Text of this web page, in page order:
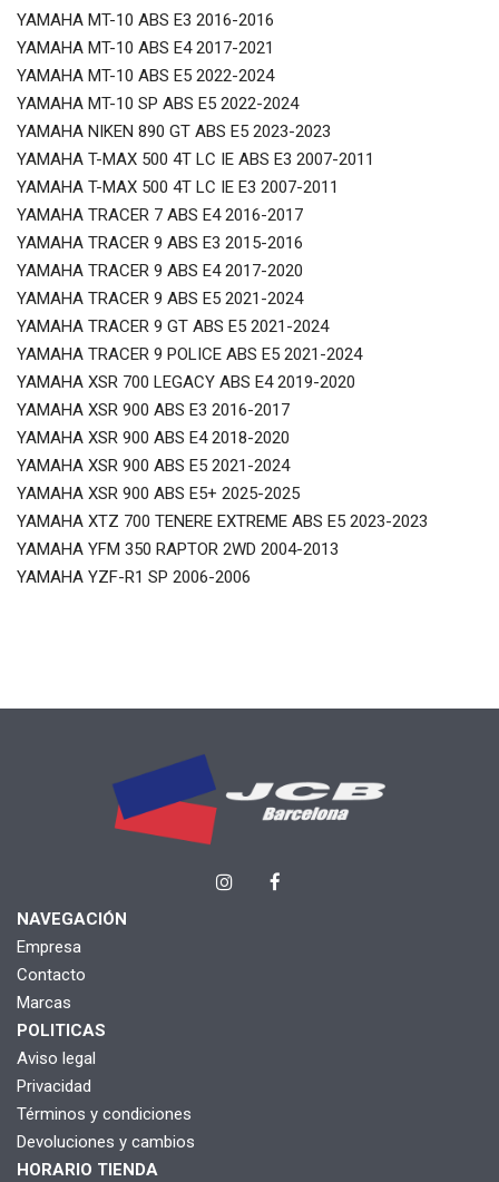
YAMAHA MT-10 ABS E3 2016-2016
YAMAHA MT-10 ABS E4 2017-2021
YAMAHA MT-10 ABS E5 2022-2024
YAMAHA MT-10 SP ABS E5 2022-2024
YAMAHA NIKEN 890 GT ABS E5 2023-2023
YAMAHA T-MAX 500 4T LC IE ABS E3 2007-2011
YAMAHA T-MAX 500 4T LC IE E3 2007-2011
YAMAHA TRACER 7 ABS E4 2016-2017
YAMAHA TRACER 9 ABS E3 2015-2016
YAMAHA TRACER 9 ABS E4 2017-2020
YAMAHA TRACER 9 ABS E5 2021-2024
YAMAHA TRACER 9 GT ABS E5 2021-2024
YAMAHA TRACER 9 POLICE ABS E5 2021-2024
YAMAHA XSR 700 LEGACY ABS E4 2019-2020
YAMAHA XSR 900 ABS E3 2016-2017
YAMAHA XSR 900 ABS E4 2018-2020
YAMAHA XSR 900 ABS E5 2021-2024
YAMAHA XSR 900 ABS E5+ 2025-2025
YAMAHA XTZ 700 TENERE EXTREME ABS E5 2023-2023
YAMAHA YFM 350 RAPTOR 2WD 2004-2013
YAMAHA YZF-R1 SP 2006-2006
NAVEGACIÓN
Empresa
Contacto
Marcas
POLITICAS
Aviso legal
Privacidad
Términos y condiciones
Devoluciones y cambios
HORARIO TIENDA